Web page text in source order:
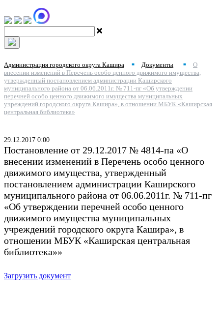
Администрация городского округа Кашира ■ Документы ■
О
внесении изменений в Перечень особо ценного движимого имущества,
утвержденный постановлением администрации Каширского
муниципального района от 06.06.2011г. № 711-пг «Об утверждении
перечней особо ценного движимого имущества муниципальных
учреждений городского округа Кашира», в отношении МБУК «Каширская
центральная библиотека»
29.12.2017 0:00
Постановление от 29.12.2017 № 4814-па «О
внесении изменений в Перечень особо ценного
движимого имущества, утвержденный
постановлением администрации Каширского
муниципального района от 06.06.2011г. № 711-пг
«Об утверждении перечней особо ценного
движимого имущества муниципальных
учреждений городского округа Кашира», в
отношении МБУК «Каширская центральная
библиотека»»
Загрузить документ